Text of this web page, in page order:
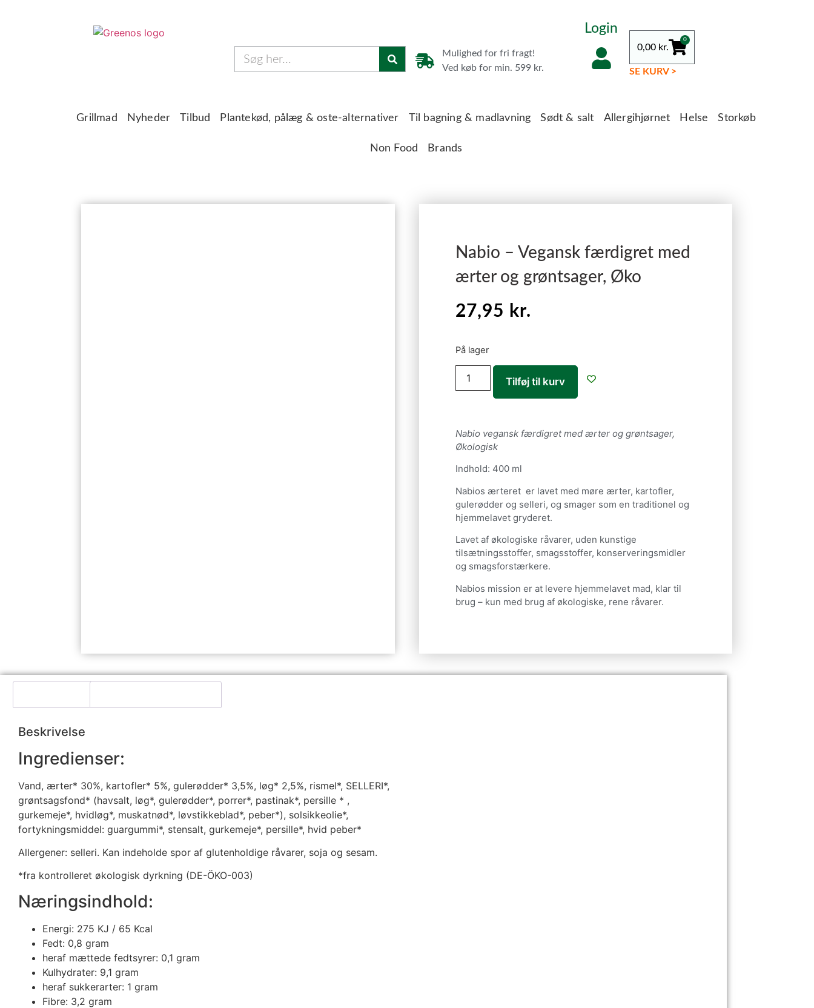
Mulighed for fri fragt!
Ved køb for min. 599 kr.
Login
0,00 kr.
0
SE KURV >
Grillmad Nyheder Tilbud Plantekød, pålæg & oste-alternativer Til bagning & madlavning Sødt & salt Allergihjørnet Helse Storkøb
Non Food Brands
Nabio – Vegansk færdigret med
ærter og grøntsager, Øko
27,95 kr.
På lager
Tilføj til kurv
Nabio vegansk færdigret med ærter og grøntsager,
Økologisk
Indhold: 400 ml
Nabios ærteret er lavet med møre ærter, kartofler,
gulerødder og selleri, og smager som en traditionel og
hjemmelavet gryderet.
Lavet af økologiske råvarer, uden kunstige
tilsætningsstoffer, smagsstoffer, konserveringsmidler
og smagsforstærkere.
Nabios mission er at levere hjemmelavet mad, klar til
brug – kun med brug af økologiske, rene råvarer.
Beskrivelse
Ingredienser:
Vand, ærter* 30%, kartofler* 5%, gulerødder* 3,5%, løg* 2,5%, rismel*, SELLERI*,
grøntsagsfond* (havsalt, løg*, gulerødder*, porrer*, pastinak*, persille * ,
gurkemeje*, hvidløg*, muskatnød*, løvstikkeblad*, peber*), solsikkeolie*,
fortykningsmiddel: guargummi*, stensalt, gurkemeje*, persille*, hvid peber*
Allergener: selleri. Kan indeholde spor af glutenholdige råvarer, soja og sesam.
*fra kontrolleret økologisk dyrkning (DE-ÖKO-003)
Næringsindhold:
Energi: 275 KJ / 65 Kcal
Fedt: 0,8 gram
heraf mættede fedtsyrer: 0,1 gram
Kulhydrater: 9,1 gram
heraf sukkerarter: 1 gram
Fibre: 3,2 gram